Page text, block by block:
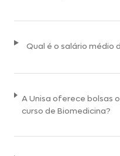
Qual é o salário médio
A Unisa oferece bolsas
curso de Biomedicina?